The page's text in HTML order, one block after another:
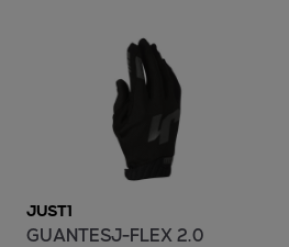
JUST1
GUANTESJ-FLEX 2.0